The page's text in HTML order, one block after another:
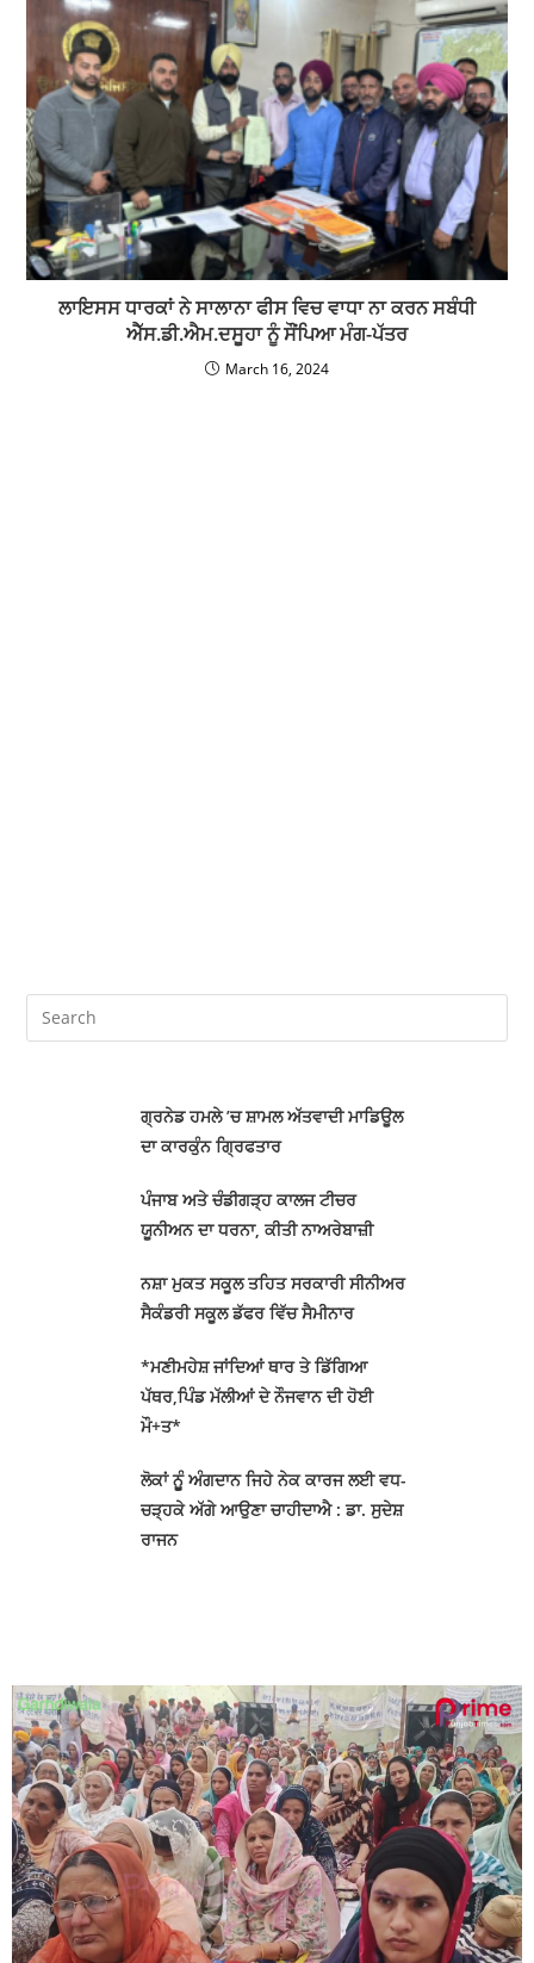
ਲਾਇਸਸ ਧਾਰਕਾਂ ਨੇ ਸਾਲਾਨਾ ਫੀਸ ਵਿਚ ਵਾਧਾ ਨਾ ਕਰਨ ਸਬੰਧੀ
ਐੱਸ.ਡੀ.ਐਮ.ਦਸੂਹਾ ਨੂੰ ਸੌਂਪਿਆ ਮੰਗ-ਪੱਤਰ
March 16, 2024
ਗ੍ਰਨੇਡ ਹਮਲੇ ’ਚ ਸ਼ਾਮਲ ਅੱਤਵਾਦੀ ਮਾਡਿਊਲ
ਦਾ ਕਾਰਕੁੰਨ ਗ੍ਰਿਫਤਾਰ
ਪੰਜਾਬ ਅਤੇ ਚੰਡੀਗੜ੍ਹ ਕਾਲਜ ਟੀਚਰ
ਯੂਨੀਅਨ ਦਾ ਧਰਨਾ, ਕੀਤੀ ਨਾਅਰੇਬਾਜ਼ੀ
ਨਸ਼ਾ ਮੁਕਤ ਸਕੂਲ ਤਹਿਤ ਸਰਕਾਰੀ ਸੀਨੀਅਰ
ਸੈਕੰਡਰੀ ਸਕੂਲ ਡੱਫਰ ਵਿੱਚ ਸੈਮੀਨਾਰ
*ਮਣੀਮਹੇਸ਼ ਜਾਂਦਿਆਂ ਥਾਰ ਤੇ ਡਿੱਗਿਆ
ਪੱਥਰ,ਪਿੰਡ ਮੱਲੀਆਂ ਦੇ ਨੌਜਵਾਨ ਦੀ ਹੋਈ
ਮੌ+ਤ*
ਲੋਕਾਂ ਨੂੂੰ ਅੰਗਦਾਨ ਜਿਹੇ ਨੇਕ ਕਾਰਜ ਲਈ ਵਧ-
ਚੜ੍ਹਕੇ ਅੱਗੇ ਆਉਣਾ ਚਾਹੀਦਾਐ : ਡਾ. ਸੁਦੇਸ਼
ਰਾਜਨ